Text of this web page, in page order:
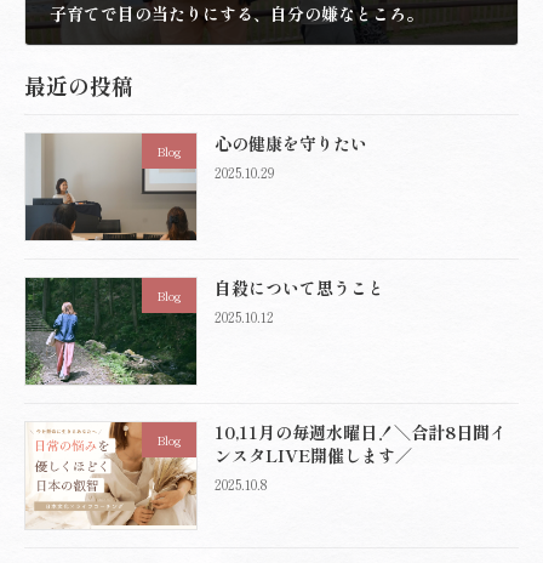
子育てで目の当たりにする、自分の嫌なところ。
最近の投稿
Blog 心の健康を守りたい
2025.10.29
Blog 自殺について思うこと
2025.10.12
Blog
10,11月の毎週水曜日！＼合計8日間イ
ンスタLIVE開催します／
2025.10.8